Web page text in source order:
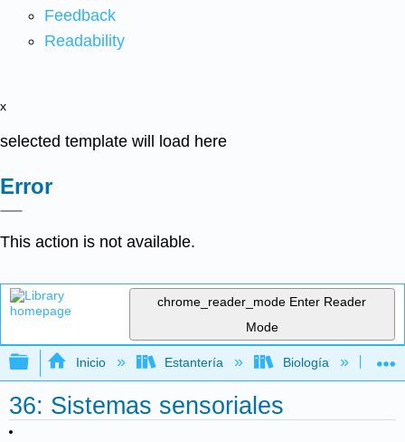
Feedback
Readability
x
selected template will load here
Error
This action is not available.
chrome_reader_mode Enter Reader
Mode
Expandir/contraer jerarquía global
Inicio Estantería Biología
36: Sistemas sensoriales